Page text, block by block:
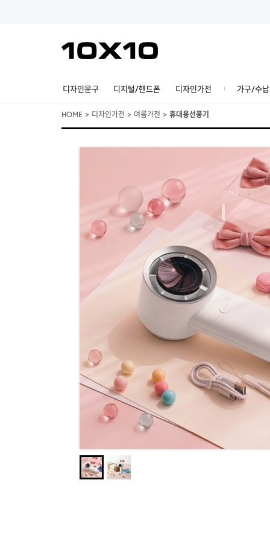
디자인문구 디지털/핸드폰 디자인가전 가구/수납
HOME > 디자인가전 > 여름가전 > 휴대용선풍기